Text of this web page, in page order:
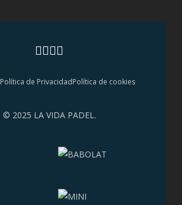
Política de PrivacidadPolítica de cookies
© 2025 LA VIDA PADEL.